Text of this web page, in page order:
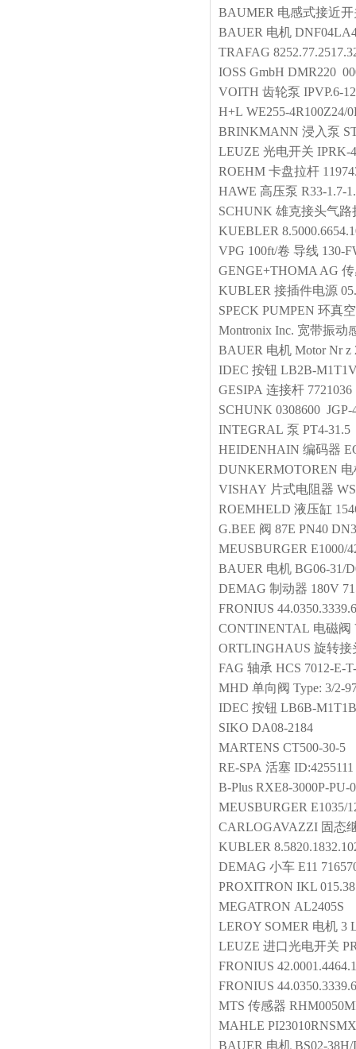
BAUMER 电感式接近开
BAUER 电机
TRAFAG
IOSS GmbH DMR220
VOITH 齿轮泵 IPVP.6-
H+L WE255-4R100Z24/
BRINKMANN 浸入泵
LEUZE 光电开关 IPRK-
ROEHM 卡盘拉杆
HAWE 高压泵 R33-1.7-
SCHUNK 雄克接头气路
KUEBLER
VPG 100ft/卷 导线 130-
GENGE+THOMA AG
KUBLER 接插件电源
SPECK PUMPEN 环真
Montronix Inc. 宽带振动
BAUER 电机 Motor Nr z
IDEC 按钮 LB2B-
GESIPA 连接杆 7721036
SCHUNK 0308600 JGP-
INTEGRAL 泵 PT4-31.5
HEIDENHAIN 编码器
DUNKERMOTOREN
VISHAY 片式电阻器
ROEMHELD 液压缸
G.BEE 阀 87E PN40
MEUSBURGER E1000/
BAUER 电机 BG06-31/
DEMAG 制动器 180V
FRONIUS
CONTINENTAL 电磁阀
ORTLINGHAUS 旋转接
FAG 轴承 HCS 7012-E-
MHD 单向阀 Type: 3/2-
IDEC 按钮 LB6B-M1T1B
SIKO DA08-2184
MARTENS CT500-30-5
RE-SPA 活塞 ID:4255111
B-Plus RXE8-3000P-PU-
MEUSBURGER E1035/
CARLOGAVAZZI 固态
KUBLER
DEMAG 小车 E11
PROXITRON IKL
MEGATRON AL2405S
LEROY SOMER 电机 3
LEUZE 进口光电开关
FRONIUS
FRONIUS
MTS 传感器
MAHLE
BAUER 电机 BS02-